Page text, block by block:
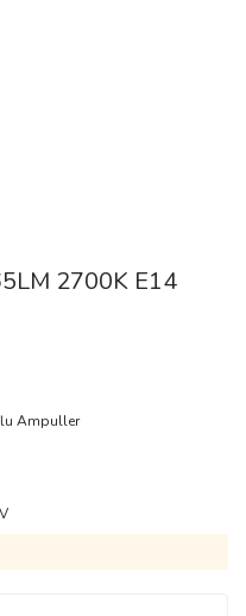
2700K E14
Ampuller